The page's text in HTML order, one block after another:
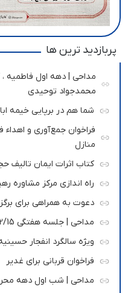
پربازدید ترین ها
مداحی | دهه اول فاطمیه ،
محمدجواد توحیدی
شما هم در برپایی خیمه
فراخوان جمع‌آوری و
منازل
کتاب اثرات ایمان تالیف
راه اندازی مرکز مشاوره
دعوت به همراهی برای
مداحی | جلسه هفتگی 1403/02/15 ، حاج علی اکبری
ویژه سالگرد انفجار
فراخوان قربانی برای غدیر
مداحی | شب اول دهه محرم 1403/